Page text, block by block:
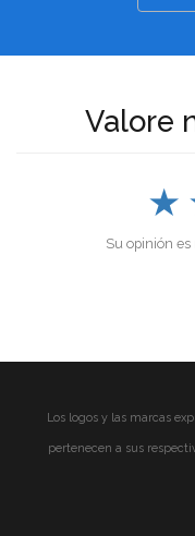
Valore
★
Su opinión
Los logos y las marcas
pertenecen a sus